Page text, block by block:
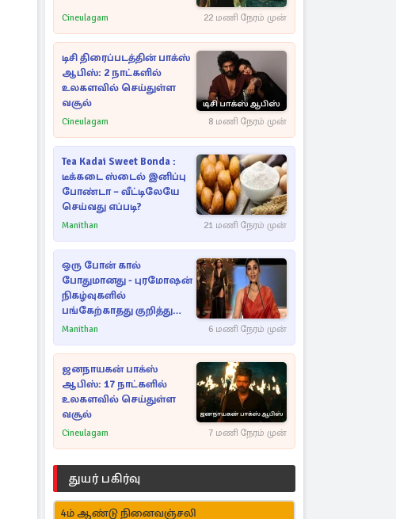
Cineulagam 22 மணி நேரம் முன்
டிசி திரைப்படத்தின் பாக்ஸ்
ஆபிஸ்: 2 நாட்களில்
உலகளவில் செய்துள்ள
வசூல்
Cineulagam 8 மணி நேரம் முன்
Tea Kadai Sweet Bonda :
டீக்கடை ஸ்டைல் இனிப்பு
போண்டா – வீட்டிலேயே
செய்வது எப்படி?
Manithan 21 மணி நேரம் முன்
ஒரு போன் கால்
போதுமானது - புரமோஷன்
நிகழ்வுகளில்
பங்கேற்காதது குறித்து
நயன்தாரா ஓபன் டாக்!
Manithan 6 மணி நேரம் முன்
ஜனநாயகன் பாக்ஸ்
ஆபிஸ்: 17 நாட்களில்
உலகளவில் செய்துள்ள
வசூல்
Cineulagam 7 மணி நேரம் முன்
துயர் பகிர்வு
4ம் ஆண்டு நினைவஞ்சலி